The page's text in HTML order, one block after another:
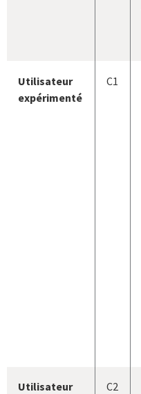
Utilisateur
expérimenté
C1
Utilisateur
C2